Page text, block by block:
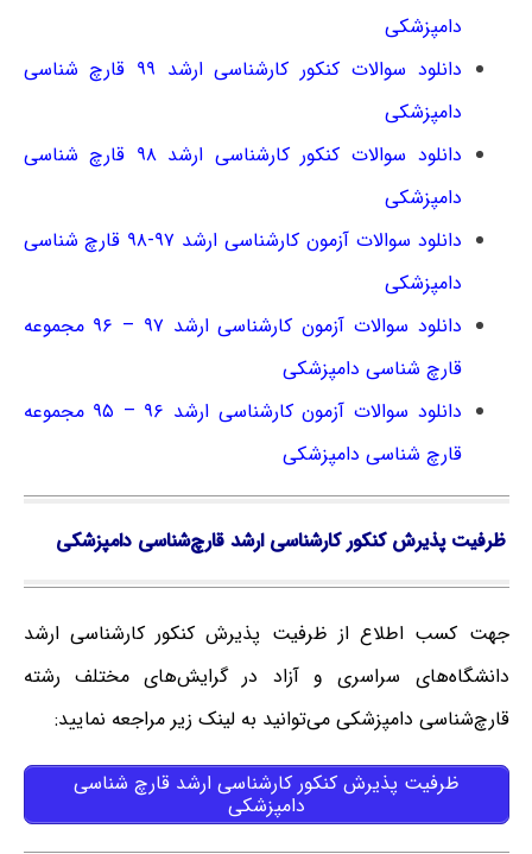
دامپزشکی
دانلود سوالات کنکور کارشناسی ارشد ۹۹ قارچ شناسی
دامپزشکی
دانلود سوالات کنکور کارشناسی ارشد ۹۸ قارچ شناسی
دامپزشکی
دانلود سوالات آزمون کارشناسی ارشد ۹۷-۹۸ قارچ شناسی
دامپزشکی
دانلود سوالات آزمون کارشناسی ارشد ۹۷ – ۹۶ مجموعه
قارچ شناسی دامپزشکی
دانلود سوالات آزمون کارشناسی ارشد ۹۶ – ۹۵ مجموعه
قارچ شناسی دامپزشکی
ظرفیت پذیرش کنکور کارشناسی ارشد قارچ‌شناسی دامپزشکی
جهت کسب اطلاع از ظرفیت پذیرش کنکور کارشناسی ارشد
دانشگاه‌های سراسری و آزاد در گرایش‌های مختلف رشته
قارچ‌شناسی دامپزشکی می‌توانید به لینک زیر مراجعه نمایید:
ظرفیت پذیرش کنکور کارشناسی ارشد قارچ‌ شناسی
دامپزشکی